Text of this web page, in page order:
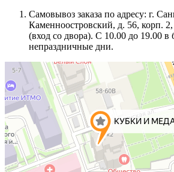
Самовывоз заказа по адресу: г.
Каменноостровский, д. 56, корп.
(вход со двора). С 10.00 до 19.00 в
непраздничные дни.